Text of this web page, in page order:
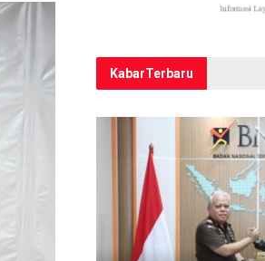
KabarTerbaru